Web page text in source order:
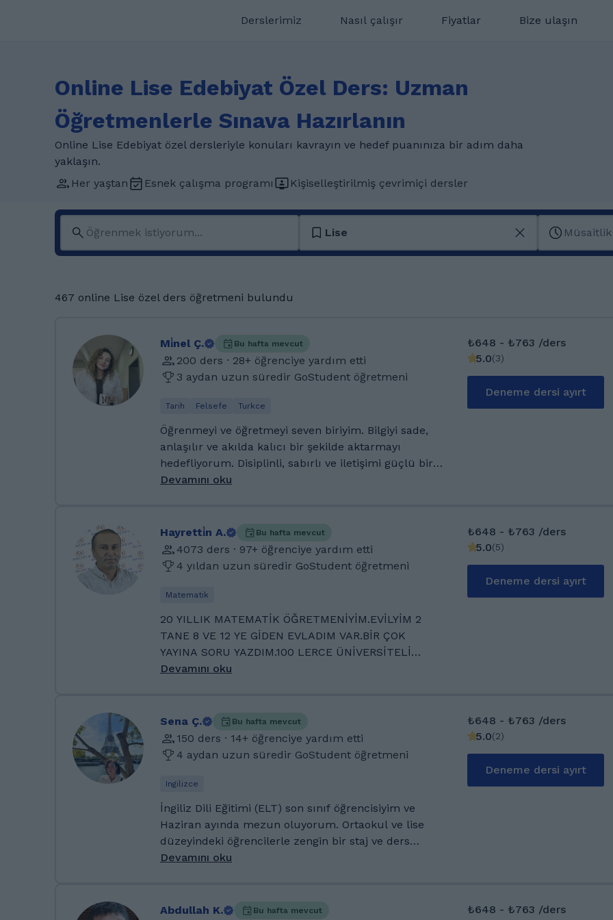
Derslerimiz Nasıl çalışır Fiyatlar Bize ulaşın
Online Lise Edebiyat Özel Ders: Uzman
Öğretmenlerle Sınava Hazırlanın
Online Lise Edebiyat özel dersleriyle konuları kavrayın ve hedef puanınıza bir adım daha
yaklaşın.
Her yaştan
Esnek çalışma programı Kişiselleştirilmiş çevrimiçi dersler
Lise Müsaitlik
467 online Lise özel ders öğretmeni bulundu
Mi̇nel Ç. Bu hafta mevcut
200 ders · 28+ öğrenciye yardım etti
3 aydan uzun süredir GoStudent öğretmeni
Tarih Felsefe Turkce
Öğrenmeyi ve öğretmeyi seven biriyim. Bilgiyi sade,
anlaşılır ve akılda kalıcı bir şekilde aktarmayı
hedefliyorum. Disiplinli, sabırlı ve iletişimi güçlü bir
eğitmenim. Öğrencilerin ihtiyaçlarına göre anlatımımı
Bilimleri alanında yüksek lisans yaparak akademik
altyapımı güçlendirdim. Özel okullarda uzun yıllar
görev aldım, kolejlerde sınıf öğretmenliği yaptım ve
olarak öğretmenlik yapıyor, öğrencilerimin bireysel
ihtiyaçlarına yönelik etkili ve kalıcı öğrenme
deneyimleri sunuyorum. Şu anda açıköğretimde
eğitimime devam ederek kendimi sürekli
geliştiriyorum.
Devamını oku
₺648 - ₺763 /ders
5.0(3)
Deneme dersi ayırt
Hayretti̇n A. Bu hafta mevcut
4073 ders · 97+ öğrenciye yardım etti
4 yıldan uzun süredir GoStudent öğretmeni
Matematik
20 YILLIK MATEMATİK ÖĞRETMENİYİM.EVİLYİM 2
TANE 8 VE 12 YE GİDEN EVLADIM VAR.BİR ÇOK
YAYINA SORU YAZDIM.100 LERCE ÜNİVERSİTELİ
ÖĞRENCİM VAR.GEZMEYİ ÇOK SEVERİM.AFRİKAYA
KALMADI .Doğa koleji Final okulları çözüm okulları
ve özel öğretim kurslarında öğretmenlik ve idar
Üçgen kolejinde matematik öğretmenliği ve okul
yayınlarına soru yazıyorum.Çözücü ve kunduz
uygulamalarında eğitmenlik yapıyorum.Egitim
koçluk sertifikam var.Disleksi eğitimi aldım.Görsel
zeka ve hafıza teknikleri üzerine makalelerim
mevcut.ilkokul , ortaokul ve lise matematik zümre
başkanlığı yapt
Devamını oku
₺648 - ₺763 /ders
5.0(5)
Deneme dersi ayırt
Sena Ç. Bu hafta mevcut
150 ders · 14+ öğrenciye yardım etti
4 aydan uzun süredir GoStudent öğretmeni
Ingilizce
İngiliz Dili Eğitimi (ELT) son sınıf öğrencisiyim ve
Haziran ayında mezun oluyorum. Ortaokul ve lise
düzeyindeki öğrencilerle zengin bir staj ve ders
tecrübesine sahibim. Genel İngilizcenin yanı sıra YDS
(konuşma güçlüğü, otizm vb.) öğrencilerle çalışma
Devamını oku
₺648 - ₺763 /ders
5.0(2)
Deneme dersi ayırt
Abdullah K. Bu hafta mevcut
₺648 - ₺763 /ders